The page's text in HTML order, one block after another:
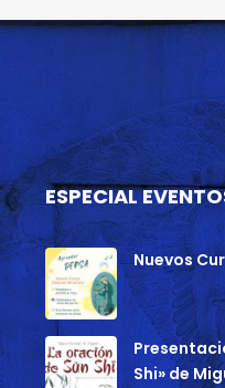
ESPECIAL
Nuevos
Shi» de